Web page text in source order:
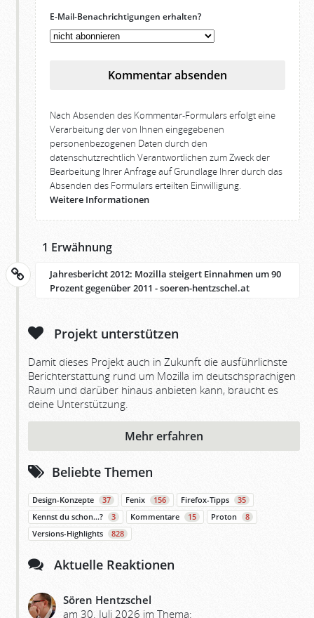
E-Mail-Benachrichtigungen erhalten?
Kommentar absenden
Nach Absenden des Kommentar-Formulars erfolgt eine
Verarbeitung der von Ihnen eingegebenen
personenbezogenen Daten durch den
datenschutzrechtlich Verantwortlichen zum Zweck der
Bearbeitung Ihrer Anfrage auf Grundlage Ihrer durch das
Absenden des Formulars erteilten Einwilligung.
Weitere Informationen
1 Erwähnung
Jahresbericht 2012: Mozilla steigert Einnahmen um 90
Prozent gegenüber 2011 - soeren-hentzschel.at
Projekt unterstützen
Damit dieses Projekt auch in Zukunft die ausführlichste
Berichterstattung rund um Mozilla im deutschsprachigen
Raum und darüber hinaus anbieten kann, braucht es
deine Unterstützung.
Mehr erfahren
Beliebte Themen
Design-Konzepte 37 Fenix 156 Firefox-Tipps
35
Kennst du schon…?
3 Kommentare 15 Proton
8
Versions-Highlights
828
Aktuelle Reaktionen
Sören Hentzschel
am 30. Juli 2026 im Thema: